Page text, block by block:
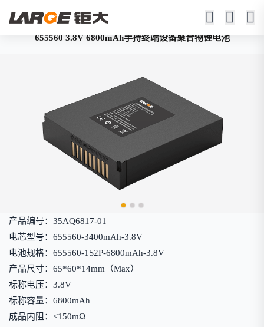
655560 3.8V 6800mAh手持终端设备聚合物锂电池
产品编号：35AQ6817-01
电芯型号：655560-3400mAh-3.8V
电池规格：655560-1S2P-6800mAh-3.8V
产品尺寸：65*60*14mm（Max）
标称电压：3.8V
标称容量：6800mAh
成品内阻：≤150mΩ